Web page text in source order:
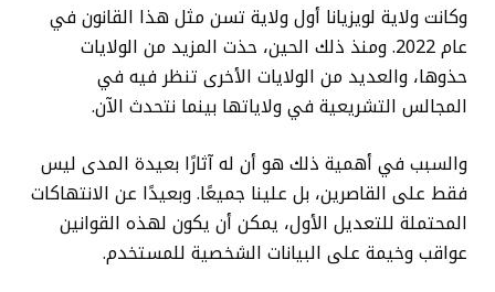
وكانت ولاية لويزيانا أول ولاية تسن مثل هذا القانون في
عام 2022. ومنذ ذلك الحين، حذت المزيد من الولايات
حذوها، والعديد من الولايات الأخرى تنظر فيه في
المجالس التشريعية في ولاياتها بينما نتحدث الآن.
والسبب في أهمية ذلك هو أن له آثارًا بعيدة المدى ليس
فقط على القاصرين، بل علينا جميعًا. وبعيدًا عن الانتهاكات
المحتملة للتعديل الأول، يمكن أن يكون لهذه القوانين
عواقب وخيمة على البيانات الشخصية للمستخدم.